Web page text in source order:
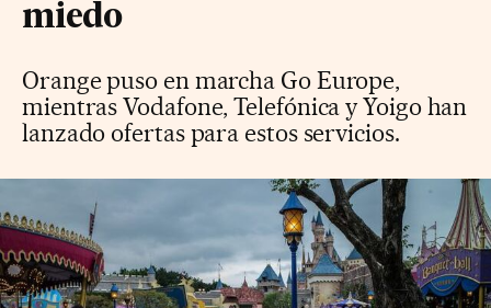
miedo
Orange puso en marcha Go Europe,
mientras Vodafone, Telefónica y Yoigo han
lanzado ofertas para estos servicios.